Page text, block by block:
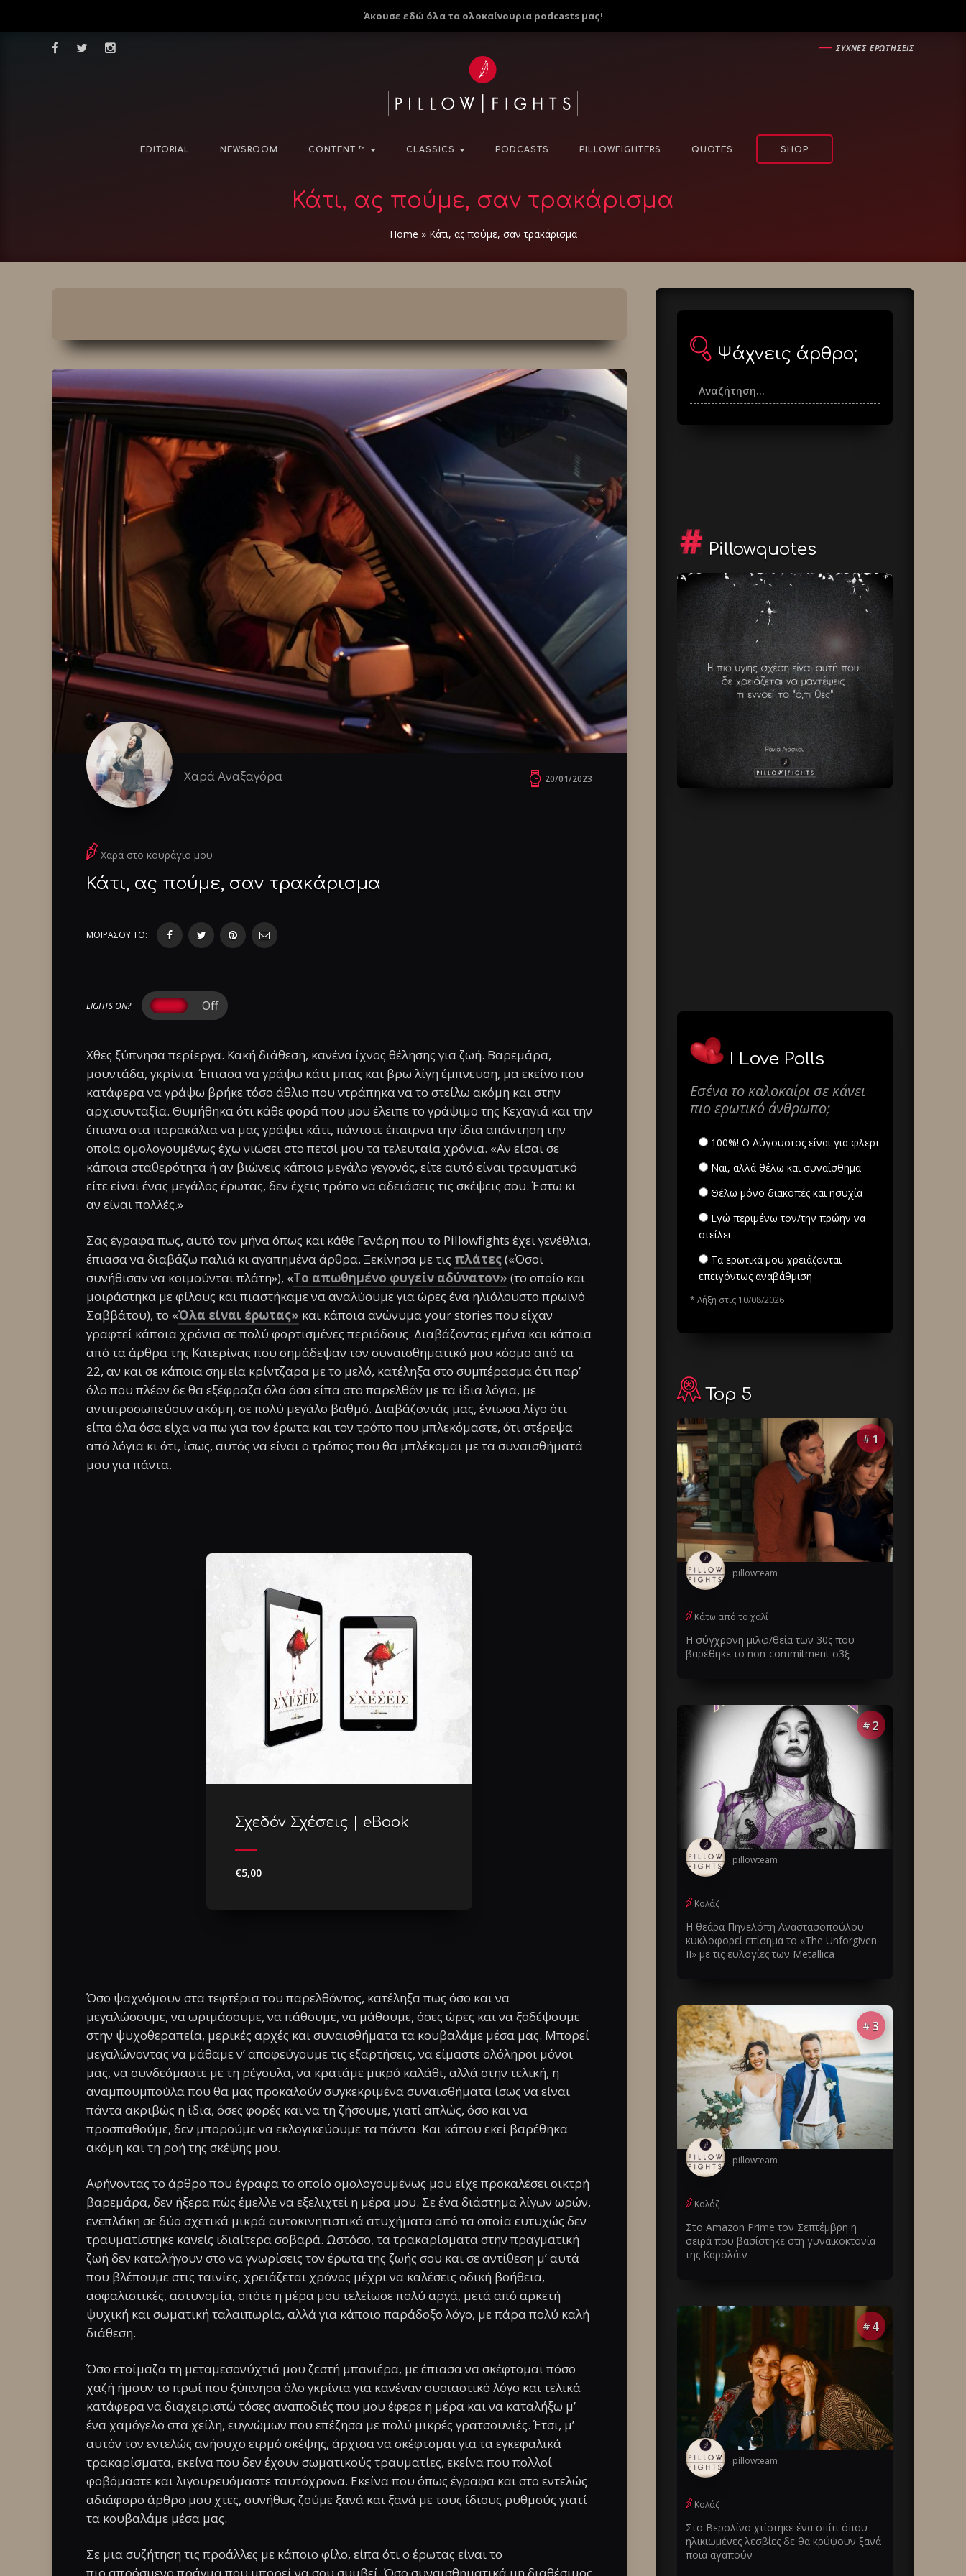
Άκουσε εδώ όλα τα ολοκαίνουρια podcasts μας!
―ΣΥΧΝΕΣ ΕΡΩΤΗΣΕΙΣ
EDITORIAL NEWSROOM CONTENT ™ CLASSICS PODCASTS PILLOWFIGHTERS QUOTES SHOP
Κάτι, ας πούμε, σαν τρακάρισμα
Home » Κάτι, ας πούμε, σαν τρακάρισμα
Χαρά Αναξαγόρα 20/01/2023
Χαρά στο κουράγιο μου
Κάτι, ας πούμε, σαν τρακάρισμα
ΜΟΙΡΑΣΟΥ ΤΟ:
LIGHTS ON?
Χθες ξύπνησα περίεργα. Κακή διάθεση, κανένα ίχνος θέλησης για ζωή. Βαρεμάρα,
μουντάδα, γκρίνια. Έπιασα να γράψω κάτι μπας και βρω λίγη έμπνευση, μα εκείνο που
κατάφερα να γράψω βρήκε τόσο άθλιο που ντράπηκα να το στείλω ακόμη και στην
αρχισυνταξία. Θυμήθηκα ότι κάθε φορά που μου έλειπε το γράψιμο της Κεχαγιά και την
έπιανα στα παρακάλια να μας γράψει κάτι, πάντοτε έπαιρνα την ίδια απάντηση την
οποία ομολογουμένως έχω νιώσει στο πετσί μου τα τελευταία χρόνια. «Αν είσαι σε
κάποια σταθερότητα ή αν βιώνεις κάποιο μεγάλο γεγονός, είτε αυτό είναι τραυματικό
είτε είναι ένας μεγάλος έρωτας, δεν έχεις τρόπο να αδειάσεις τις σκέψεις σου. Έστω κι
αν είναι πολλές.»
Σας έγραφα πως, αυτό τον μήνα όπως και κάθε Γενάρη που το Pillowfights έχει γενέθλια,
έπιασα να διαβάζω παλιά κι αγαπημένα άρθρα. Ξεκίνησα με τις πλάτες(«Όσοι
συνήθισαν να κοιμούνται πλάτη»), «Το απωθημένο φυγείν αδύνατον» (το οποίο και
μοιράστηκα με φίλους και πιαστήκαμε να αναλύουμε για ώρες ένα ηλιόλουστο πρωινό
Σαββάτου), το «Όλα είναι έρωτας» και κάποια ανώνυμα your stories που είχαν
γραφτεί κάποια χρόνια σε πολύ φορτισμένες περιόδους. Διαβάζοντας εμένα και κάποια
από τα άρθρα της Κατερίνας που σημάδεψαν τον συναισθηματικό μου κόσμο από τα
22, αν και σε κάποια σημεία κρίντζαρα με το μελό, κατέληξα στο συμπέρασμα ότι παρ’
όλο που πλέον δε θα εξέφραζα όλα όσα είπα στο παρελθόν με τα ίδια λόγια, με
αντιπροσωπεύουν ακόμη, σε πολύ μεγάλο βαθμό. Διαβάζοντάς μας, ένιωσα λίγο ότι
είπα όλα όσα είχα να πω για τον έρωτα και τον τρόπο που μπλεκόμαστε, ότι στέρεψα
από λόγια κι ότι, ίσως, αυτός να είναι ο τρόπος που θα μπλέκομαι με τα συναισθήματά
μου για πάντα.
Σχεδόν Σχέσεις | eBook
€5,00
Όσο ψαχνόμουν στα τεφτέρια του παρελθόντος, κατέληξα πως όσο και να
μεγαλώσουμε, να ωριμάσουμε, να πάθουμε, να μάθουμε, όσες ώρες και να ξοδέψουμε
στην ψυχοθεραπεία, μερικές αρχές και συναισθήματα τα κουβαλάμε μέσα μας. Μπορεί
μεγαλώνοντας να μάθαμε ν’ αποφεύγουμε τις εξαρτήσεις, να είμαστε ολόληροι μόνοι
μας, να συνδεόμαστε με τη ρέγουλα, να κρατάμε μικρό καλάθι, αλλά στην τελική, η
αναμπουμπούλα που θα μας προκαλούν συγκεκριμένα συναισθήματα ίσως να είναι
πάντα ακριβώς η ίδια, όσες φορές και να τη ζήσουμε, γιατί απλώς, όσο και να
προσπαθούμε, δεν μπορούμε να εκλογικεύουμε τα πάντα. Και κάπου εκεί βαρέθηκα
ακόμη και τη ροή της σκέψης μου.
Αφήνοντας το άρθρο που έγραφα το οποίο ομολογουμένως μου είχε προκαλέσει οικτρή
βαρεμάρα, δεν ήξερα πώς έμελλε να εξελιχτεί η μέρα μου. Σε ένα διάστημα λίγων ωρών,
ενεπλάκη σε δύο σχετικά μικρά αυτοκινητιστικά ατυχήματα από τα οποία ευτυχώς δεν
τραυματίστηκε κανείς ιδιαίτερα σοβαρά. Ωστόσο, τα τρακαρίσματα στην πραγματική
ζωή δεν καταλήγουν στο να γνωρίσεις τον έρωτα της ζωής σου και σε αντίθεση μ’ αυτά
που βλέπουμε στις ταινίες, χρειάζεται χρόνος μέχρι να καλέσεις οδική βοήθεια,
ασφαλιστικές, αστυνομία, οπότε η μέρα μου τελείωσε πολύ αργά, μετά από αρκετή
ψυχική και σωματική ταλαιπωρία, αλλά για κάποιο παράδοξο λόγο, με πάρα πολύ καλή
διάθεση.
Όσο ετοίμαζα τη μεταμεσονύχτιά μου ζεστή μπανιέρα, με έπιασα να σκέφτομαι πόσο
χαζή ήμουν το πρωί που ξύπνησα όλο γκρίνια για κανέναν ουσιαστικό λόγο και τελικά
κατάφερα να διαχειριστώ τόσες αναποδιές που μου έφερε η μέρα και να καταλήξω μ’
ένα χαμόγελο στα χείλη, ευγνώμων που επέζησα με πολύ μικρές γρατσουνιές. Έτσι, μ’
αυτόν τον εντελώς ανήσυχο ειρμό σκέψης, άρχισα να σκέφτομαι για τα εγκεφαλικά
τρακαρίσματα, εκείνα που δεν έχουν σωματικούς τραυματίες, εκείνα που πολλοί
φοβόμαστε και λιγουρευόμαστε ταυτόχρονα. Εκείνα που όπως έγραφα και στο εντελώς
αδιάφορο άρθρο μου χτες, συνήθως ζούμε ξανά και ξανά με τους ίδιους ρυθμούς γιατί
τα κουβαλάμε μέσα μας.
Σε μια συζήτηση τις προάλλες με κάποιο φίλο, είπα ότι ο έρωτας είναι το
Ψάχνεις άρθρο;
Pillowquotes
I Love Polls
Εσένα το καλοκαίρι σε κάνει
πιο ερωτικό άνθρωπο;
100%! Ο Αύγουστος είναι για φλερτ
Ναι, αλλά θέλω και συναίσθημα
Θέλω μόνο διακοπές και ησυχία
Εγώ περιμένω τον/την πρώην να
στείλει
Τα ερωτικά μου χρειάζονται
επειγόντως αναβάθμιση
* Λήξη στις 10/08/2026
Top 5
# 1
pillowteam
Κάτω από το χαλί
Η σύγχρονη μιλφ/θεία των 30ς που
βαρέθηκε το non-commitment σ3ξ
# 2
pillowteam
Κολάζ
Η θεάρα Πηνελόπη Αναστασοπούλου
κυκλοφορεί επίσημα το «The Unforgiven
II» με τις ευλογίες των Metallica
# 3
pillowteam
Κολάζ
Στο Amazon Prime τον Σεπτέμβρη η
σειρά που βασίστηκε στη γυναικοκτονία
της Καρολάιν
# 4
pillowteam
Κολάζ
Στο Βερολίνο χτίστηκε ένα σπίτι όπου
ηλικιωμένες λεσβίες δε θα κρύψουν ξανά
ποια αγαπούν